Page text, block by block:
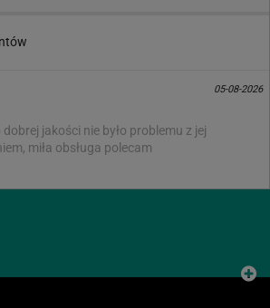
05-08-2026
jakości nie było problemu z jej
miła obsługa polecam